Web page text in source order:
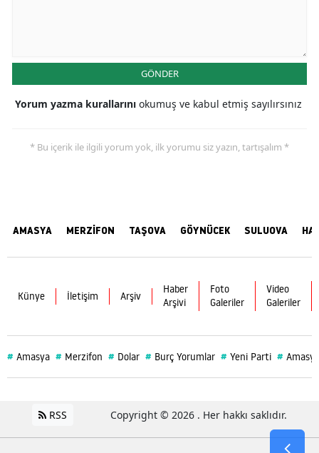
GÖNDER
Yorum yazma kurallarını okumuş ve kabul etmiş sayılırsınız
* Bu içerik ile ilgili yorum yok, ilk yorumu siz yazın, tartışalım *
AMASYA MERZİFON TAŞOVA GÖYNÜCEK SULUOVA
Künye İletişim Arşiv
Haber
Arşivi
Foto
Galeriler
Video
Galeriler
# Amasya # Merzifon # Dolar # Burç Yorumlar # Yeni Parti #
RSS Copyright © 2026 . Her hakkı saklıdır.